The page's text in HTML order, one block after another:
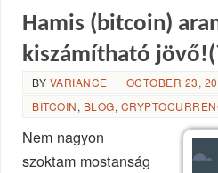
Hamis (bitcoin)
kiszámítható
BY VARIANCE
OCTOBER 23,
BITCOIN, BLOG,
Nem nagyon
szoktam mostanság